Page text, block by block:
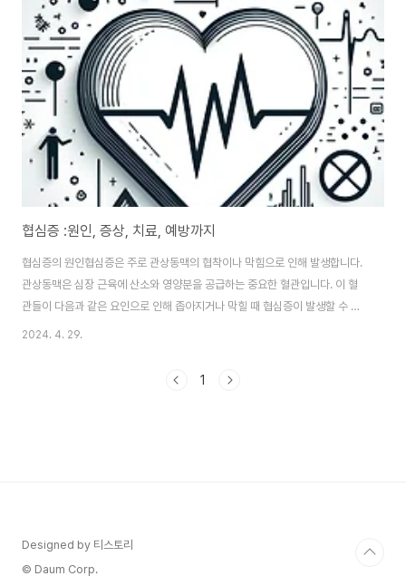
동)발열팔이나 다리의 부기 원인바이러스 감염: 콕사키 바이러스, 인플루엔자
바이러스, 코로나바이러스 등 여러 바이러스가 심근염을 일으킬 수 있습니다.
세균 감염: 디프테리아, 클라미디아 등 특정 세균 감염이 원인이 될 수 있습니
다.자가면역 질환: ..
협심증 :원인, 증상, 치료, 예방까지
협심증의 원인협심증은 주로 관상동맥의 협착이나 막힘으로 인해 발생합니다.
관상동맥은 심장 근육에 산소와 영양분을 공급하는 중요한 혈관입니다. 이 혈
관들이 다음과 같은 요인으로 인해 좁아지거나 막힐 때 협심증이 발생할 수 있
습니다.동맥경화증: 이는 혈관 벽에 지방, 콜레스테롤, 칼슘, 그리고 다른 물질
제한하고 심장 근육에 도달하는 산소의 양을 감소시킬 수 있습니다.혈전: 혈관
2024. 4. 29.
1
Designed by 티스토리
© Daum Corp.